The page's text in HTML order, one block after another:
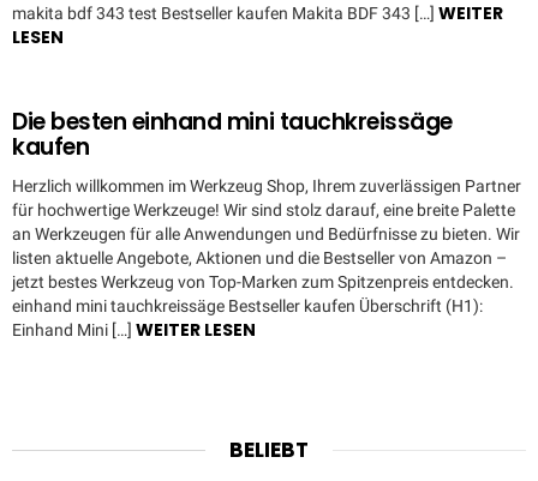
makita bdf 343 test Bestseller kaufen Makita BDF 343 […] WEITER
LESEN
Die besten einhand mini tauchkreissäge
kaufen
Herzlich willkommen im Werkzeug Shop, Ihrem zuverlässigen Partner
für hochwertige Werkzeuge! Wir sind stolz darauf, eine breite Palette
an Werkzeugen für alle Anwendungen und Bedürfnisse zu bieten. Wir
listen aktuelle Angebote, Aktionen und die Bestseller von Amazon –
jetzt bestes Werkzeug von Top-Marken zum Spitzenpreis entdecken.
einhand mini tauchkreissäge Bestseller kaufen Überschrift (H1):
Einhand Mini […] WEITER LESEN
BELIEBT